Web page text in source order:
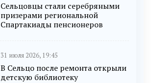
Сельцовцы стали серебряными
призерами региональной
Спартакиады пенсионеров
31 июля 2026, 19:45
В Сельцо после ремонта открыли
детскую библиотеку